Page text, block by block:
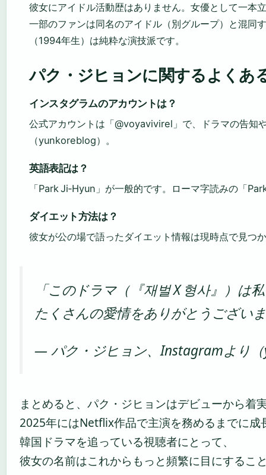
彼女にアイドル活動歴はありません。女優として一本
一部のファンは同名のアイドル（別グループ）と混同
（1994年生）は純粋な演技派です。
パク・ジヒョンに関するよくあ
インスタグラムのアカウントは？
公式アカウントは「@voyavivirel」で、ドラマの告知
（yunkoreblog）。
英語表記は？
「Park Ji‑Hyun」が一般的です。ローマ字読みの「
ダイエット方法は？
彼女が公の場で語ったダイエット情報は現時点で見つ
「このドラマ（『재벌 X 형사』）
たくさんの愛情をありがとうござい
— パク・ジヒョン、Instagramより
まとめると、パク・ジヒョンはデビューから着
2025年にはNetflix作品で主演を務めるまでに成
韓国ドラマを追っている視聴者にとって、
彼女の名前はこれからもっと頻繁に目にするこ